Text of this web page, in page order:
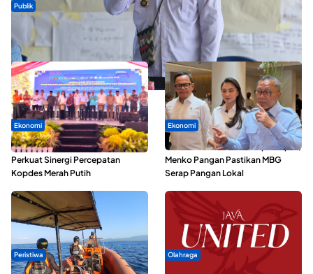
Publik
ABDESI Morotai Apresiasi Penyaluran ADD Rp3,13 Miliar untuk
88 Desa
Ekonomi
Seminar di Ternate, Mendes
Perkuat Sinergi Percepatan
Kopdes Merah Putih
Ekonomi
SPPG di Maluku Utara Dipercepat,
Menko Pangan Pastikan MBG
Serap Pangan Lokal
Peristiwa Olahraga